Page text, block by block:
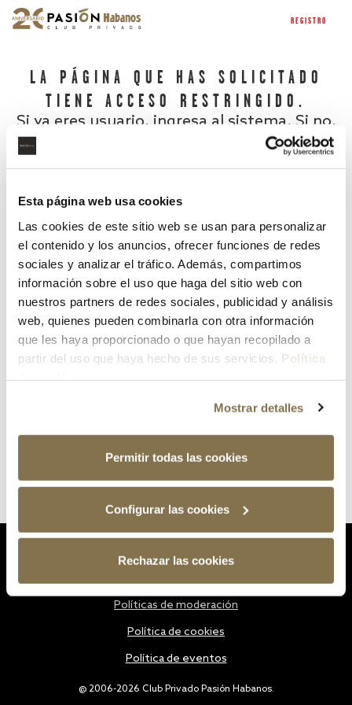
Esta página web usa cookies
Las cookies de este sitio web se usan para personalizar
el contenido y los anuncios, ofrecer funciones de redes
sociales y analizar el tráfico. Además, compartimos
información sobre el uso que haga del sitio web con
nuestros partners de redes sociales, publicidad y análisis
web, quienes pueden combinarla con otra información
que les haya proporcionado o que hayan recopilado a
partir del uso que haya hecho de sus servicios. Política
Mostrar detalles
Permitir todas las cookies
Configurar las cookies
Rechazar las cookies
REGISTRO
LA PÁGINA QUE HAS SOLICITADO
TIENE ACCESO RESTRINGIDO.
Si ya eres usuario, ingresa al sistema. Si no,
¿Has olvidado tu contraseña?
@ 2006-2026 Club Privado Pasión Habanos.
Políticas de moderación
Política de cookies
Política de eventos